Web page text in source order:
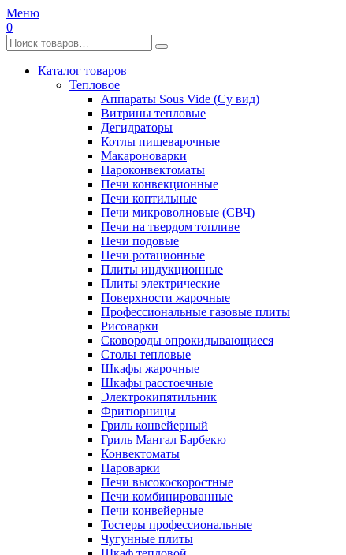
Меню
0
Каталог товаров
Тепловое
Аппараты Sous Vide (Су вид)
Витрины тепловые
Дегидраторы
Котлы пищеварочные
Макароноварки
Пароконвектоматы
Печи конвекционные
Печи коптильные
Печи микроволновые (СВЧ)
Печи на твердом топливе
Печи подовые
Печи ротационные
Плиты индукционные
Плиты электрические
Поверхности жарочные
Профессиональные газовые плиты
Рисоварки
Сковороды опрокидывающиеся
Столы тепловые
Шкафы жарочные
Шкафы расстоечные
Электрокипятильник
Фритюрницы
Гриль конвейерный
Гриль Мангал Барбекю
Конвектоматы
Пароварки
Печи высокоскоростные
Печи комбинированные
Печи конвейерные
Тостеры профессиональные
Чугунные плиты